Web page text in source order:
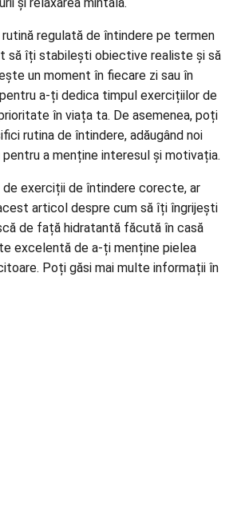
și relaxarea mintală.
regulată de întindere pe termen
să îți stabilești obiective realiste și să
un moment în fiecare zi sau în
a-ți dedica timpul exercițiilor de
în viața ta. De asemenea, poți
rutina de întindere, adăugând noi
a menține interesul și motivația.
exerciții de întindere corecte, ar
articol despre cum să îți îngrijești
de față hidratantă făcută în casă
excelentă de a-ți menține pielea
Poți găsi mai multe informații în